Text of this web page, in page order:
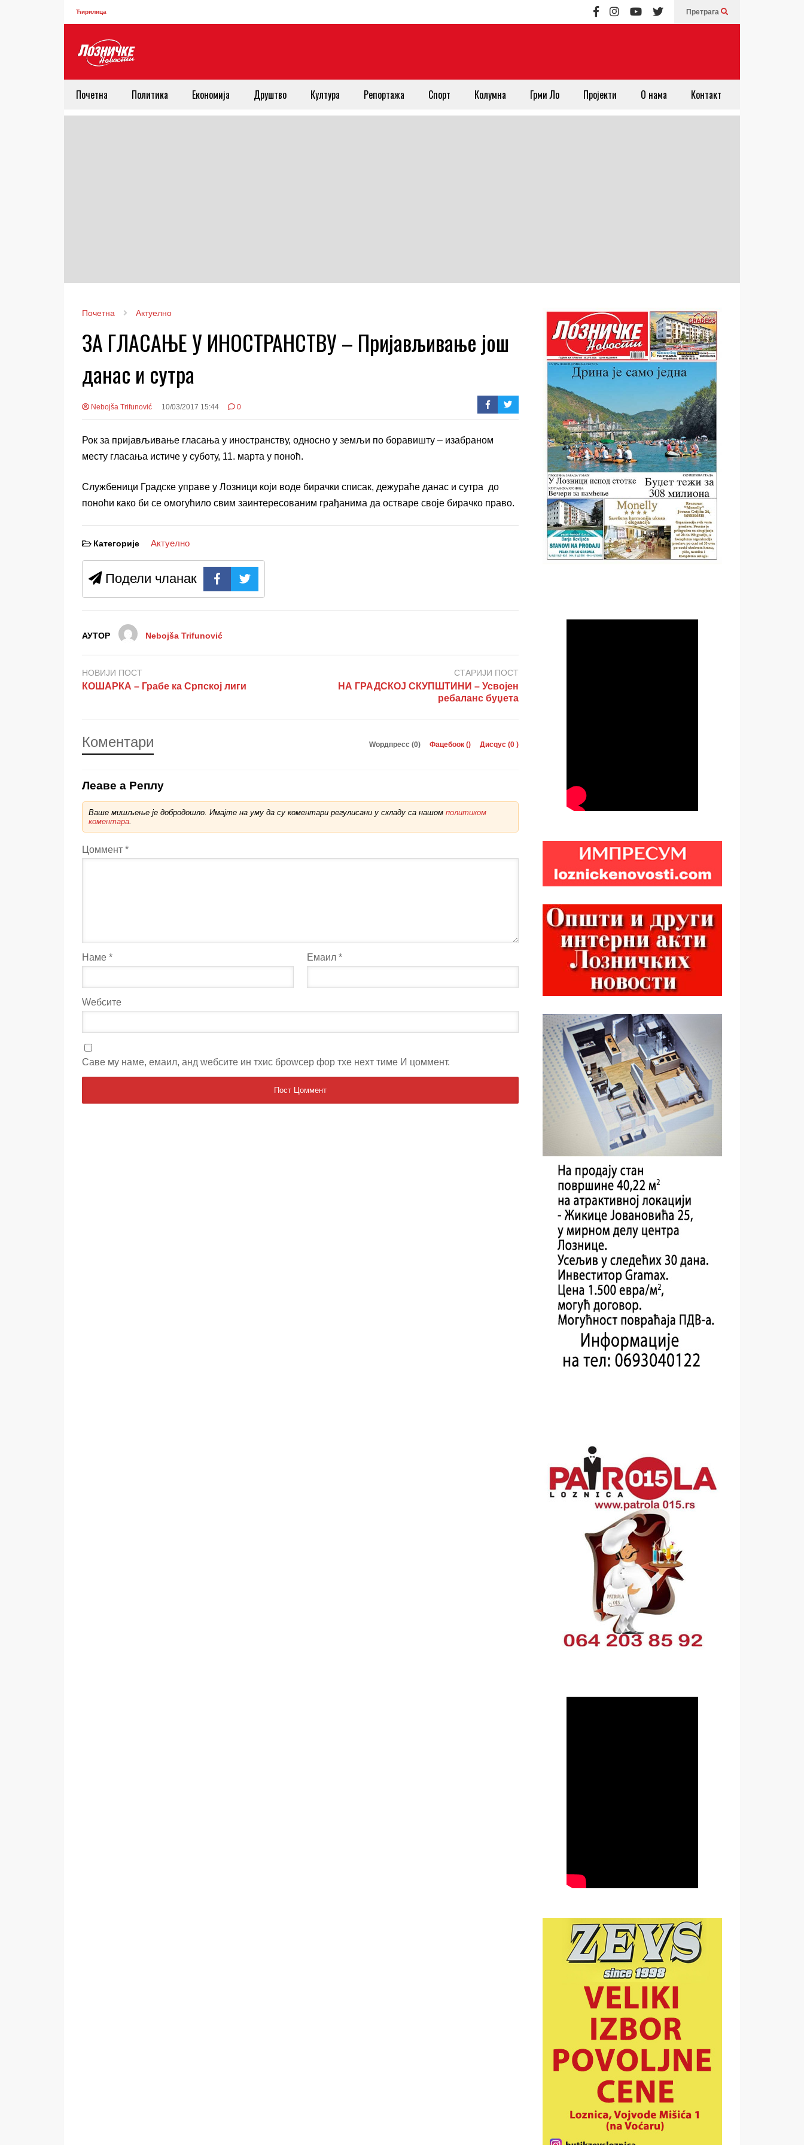
Ћирилица Претрага
Почетна Политика Економија Друштво Култура Репортажа Спорт Колумна Грми Ло Пројекти О нама Контакт
Почетна Актуелно
ЗА ГЛАСАЊЕ У ИНОСТРАНСТВУ – Пријављивање још
данас и сутра
Nebojša Trifunović 10/03/2017 15:44 0
Рок за пријављивање гласања у иностранству, односно у земљи по боравишту – изабраном
месту гласања истиче у суботу, 11. марта у поноћ.
Службеници Градске управе у Лозници који воде бирачки списак, дежураће данас и сутра до
поноћи како би се омогућило свим заинтересованим грађанима да остваре своје бирачко право.
Категорије Актуелно
Подели чланак
АУТОР Nebojša Trifunović
НОВИЈИ ПОСТ
КОШАРКА – Грабе ка Српској лиги
СТАРИЈИ ПОСТ
НА ГРАДСКОЈ СКУПШТИНИ – Усвојен
ребаланс буџета
Коментари Wордпресс (0) Фацебоок () Дисqус (0 )
Леаве а Реплy
Ваше мишљење је добродошло. Имајте на уму да су коментари регулисани у складу са нашом политиком
коментара
Цоммент *
Наме * Емаил *
Wебсите
Саве мy наме, емаил, анд wебсите ин тхис броwсер фор тхе неxт тиме И цоммент.